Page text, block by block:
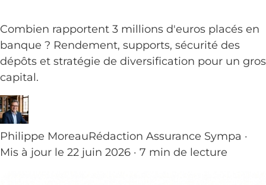
Combien rapportent 3 millions d'euros placés en
banque ? Rendement, supports, sécurité des
dépôts et stratégie de diversification pour un gros
capital.
Philippe MoreauRédaction Assurance Sympa ·
Mis à jour le 22 juin 2026 · 7 min de lecture